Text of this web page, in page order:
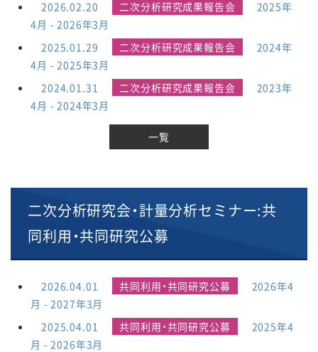
2026.02.20 二次分析研究成果報告会
2025年
4月 - 2026年3月
2025.01.29
二次分析研究成果報告会
2024年
4月 - 2025年3月
2024.01.31
二次分析研究成果報告会
2023年
4月 - 2024年3月
一覧
二次分析研究会・計量分析セミナー:共
同利用・共同研究公募
2026.04.01 共同利用・共同研究公募
2026年4
月 - 2027年3月
2025.04.01
共同利用・共同研究公募
2025年4
月 - 2026年3月